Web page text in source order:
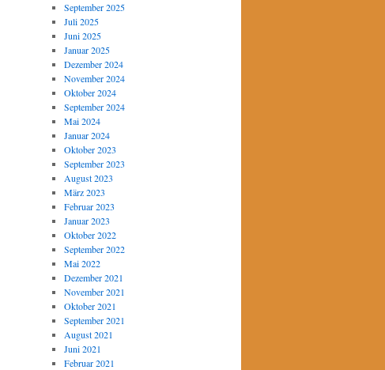
September 2025
Juli 2025
Juni 2025
Januar 2025
Dezember 2024
November 2024
Oktober 2024
September 2024
Mai 2024
Januar 2024
Oktober 2023
September 2023
August 2023
März 2023
Februar 2023
Januar 2023
Oktober 2022
September 2022
Mai 2022
Dezember 2021
November 2021
Oktober 2021
September 2021
August 2021
Juni 2021
Februar 2021